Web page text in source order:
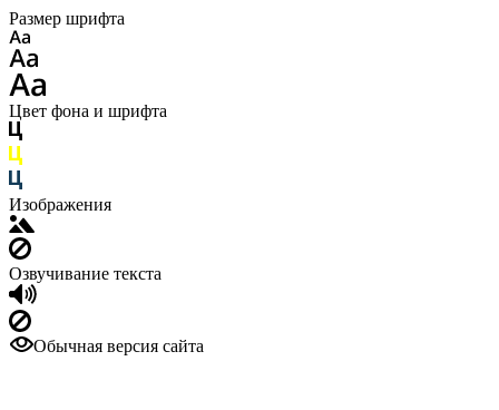
Размер шрифта
Цвет фона и шрифта
Изображения
Озвучивание текста
Обычная версия сайта